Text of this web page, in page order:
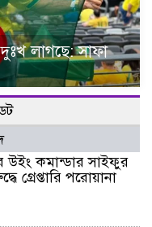
লাগছে: সাফা
উইং কমান্ডার সাইফুর
গ্রেপ্তারি পরোয়ানা